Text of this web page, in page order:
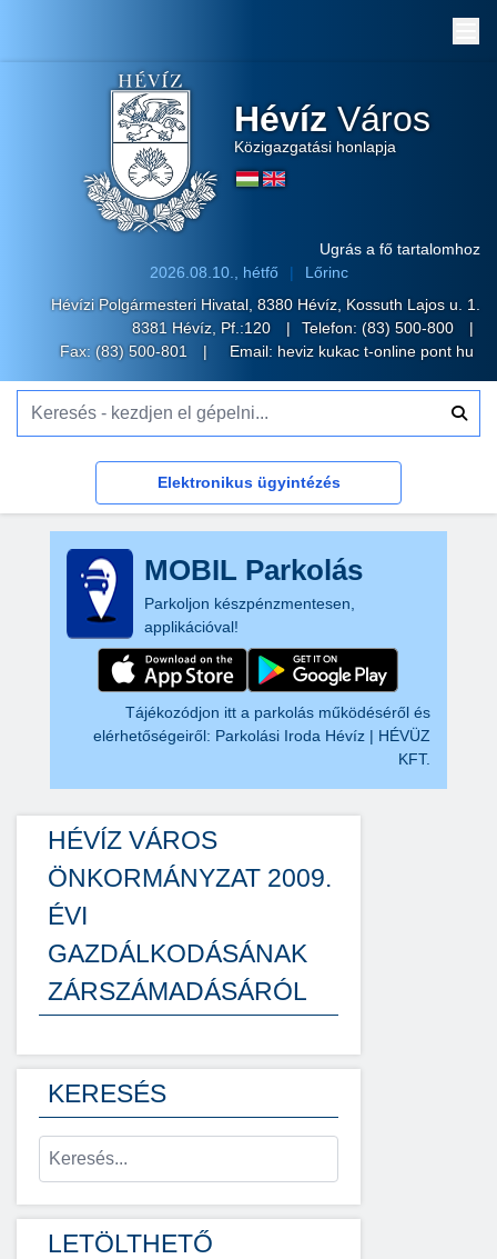
Hévíz Város
Közigazgatási honlapja
Ugrás a fő tartalomhoz
2026.08.10., hétfő
Lőrinc
Hévízi Polgármesteri Hivatal, 8380 Hévíz, Kossuth Lajos u. 1.
8381 Hévíz, Pf.:120
Telefon: (83) 500-800
Fax: (83) 500-801
Email: heviz kukac t-online pont hu
Elektronikus ügyintézés
MOBIL Parkolás
Parkoljon készpénzmentesen,
applikációval!
Tájékozódjon itt a parkolás működéséről és
elérhetőségeiről: Parkolási Iroda Hévíz | HÉVÜZ
KFT.
HÉVÍZ VÁROS
ÖNKORMÁNYZAT 2009.
ÉVI
GAZDÁLKODÁSÁNAK
ZÁRSZÁMADÁSÁRÓL
KERESÉS
LETÖLTHETŐ